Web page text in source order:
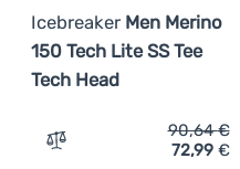
Icebreaker Men Merino
150 Tech Lite SS Tee
Tech Head
Zum Vergleich 'Herren-
90,64€
72,99 €